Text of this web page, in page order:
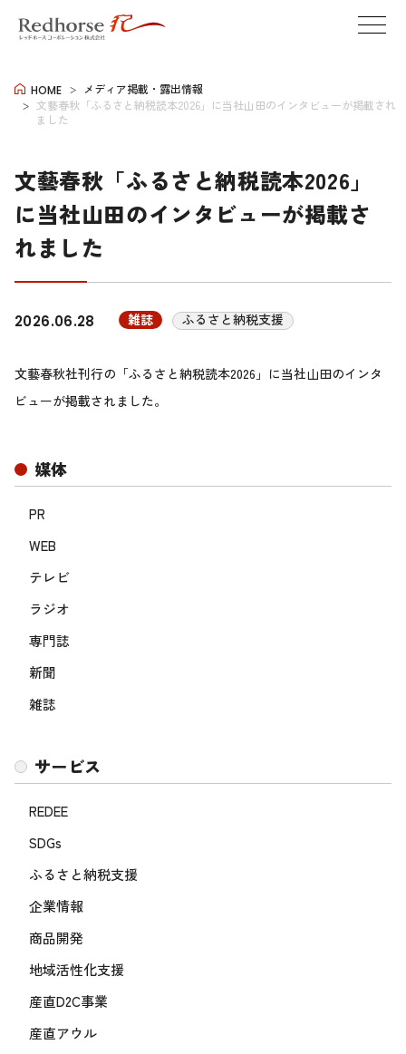
HOME
メディア掲載・露出情報
文藝春秋「ふるさと納税読本2026」に当社山田のインタビューが掲載され
ました
文藝春秋「ふるさと納税読本2026」
に当社山田のインタビューが掲載さ
れました
媒体
PR
WEB
テレビ
ラジオ
専門誌
新聞
雑誌
サービス
REDEE
SDGs
ふるさと納税支援
企業情報
商品開発
地域活性化支援
産直D2C事業
産直アウル
2026.06.28 雑誌 ふるさと納税支援
文藝春秋社刊行の「ふるさと納税読本2026」に当社山田のインタ
ビューが掲載されました。